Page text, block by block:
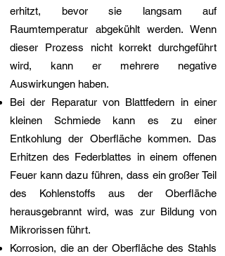
erhitzt, bevor sie langsam auf
Raumtemperatur abgekühlt werden. Wenn
dieser Prozess nicht korrekt durchgeführt
wird, kann er mehrere negative
Auswirkungen haben.
Bei der Reparatur von Blattfedern in einer
kleinen Schmiede kann es zu einer
Entkohlung der Oberfläche kommen. Das
Erhitzen des Federblattes in einem offenen
Feuer kann dazu führen, dass ein großer Teil
des Kohlenstoffs aus der Oberfläche
herausgebrannt wird, was zur Bildung von
Mikrorissen führt.
Korrosion, die an der Oberfläche des Stahls